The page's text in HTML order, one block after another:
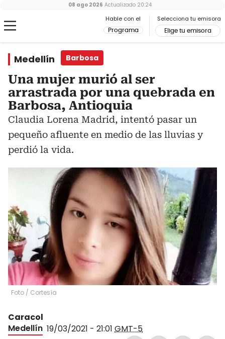
Hable con el
Programa
Selecciona tu emisora
Elige tu emisora
08 ago 2026 Actualizado 20:24
Medellín Barbosa
Una mujer murió al ser
arrastrada por una quebrada en
Barbosa, Antioquia
Claudia Lorena Madrid, intentó pasar un
pequeño afluente en medio de las lluvias y
perdió la vida.
Foto / Cortesía
Caracol
Medellín 19/03/2021 - 21:01 GMT-5